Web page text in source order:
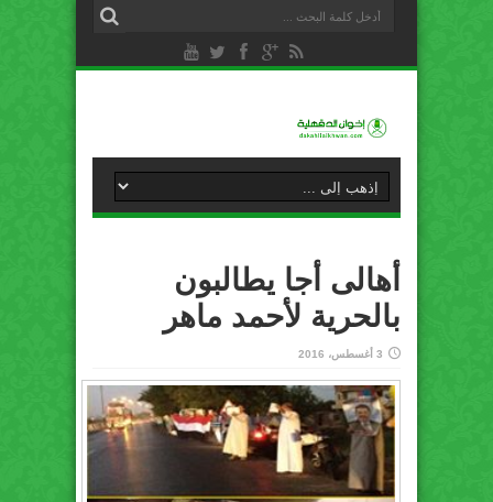
أهالى أجا يطالبون
بالحرية لأحمد ماهر
3 أغسطس، 2016